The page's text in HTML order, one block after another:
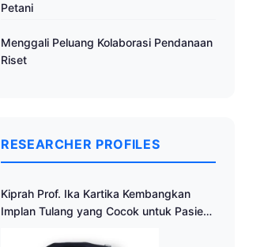
Petani
Menggali Peluang Kolaborasi Pendanaan
Riset
RESEARCHER PROFILES
Kiprah Prof. Ika Kartika Kembangkan
Implan Tulang yang Cocok untuk Pasien